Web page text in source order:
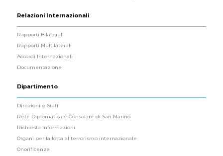
Relazioni Internazionali
Rapporti Bilaterali
Rapporti Multilaterali
Accordi Internazionali
Documentazione
Dipartimento
Direzioni e Staff
Rete Diplomatica e Consolare di San Marino
Richiesta Informazioni
Organi per la lotta al terrorismo internazionale
Onorificenze